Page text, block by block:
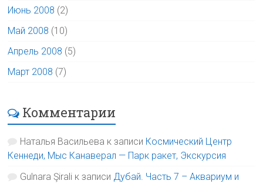
Июнь 2008 (2)
Май 2008 (10)
Апрель 2008 (5)
Март 2008 (7)
Комментарии
Наталья Васильева к записи Космический Центр
Кеннеди, Мыс Канаверал — Парк ракет, Экскурсия
Gulnara Şirali к записи Дубай. Часть 7 – Аквариум и